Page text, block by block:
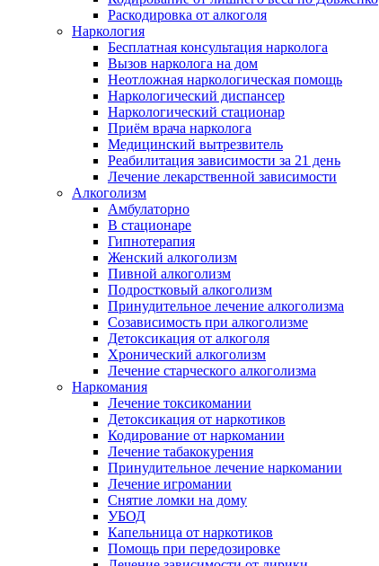
Раскодировка от алкоголя
Наркология
Бесплатная консультация нарколога
Вызов нарколога на дом
Неотложная наркологическая помощь
Наркологический диспансер
Наркологический стационар
Приём врача нарколога
Медицинский вытрезвитель
Реабилитация зависимости за 21 день
Лечение лекарственной зависимости
Алкоголизм
Амбулаторно
В стационаре
Гипнотерапия
Женский алкоголизм
Пивной алкоголизм
Подростковый алкоголизм
Принудительное лечение алкоголизма
Созависимость при алкоголизме
Детоксикация от алкоголя
Хронический алкоголизм
Лечение старческого алкоголизма
Наркомания
Лечение токсикомании
Детоксикация от наркотиков
Кодирование от наркомании
Лечение табакокурения
Принудительное лечение наркомании
Лечение игромании
Снятие ломки на дому
УБОД
Капельница от наркотиков
Помощь при передозировке